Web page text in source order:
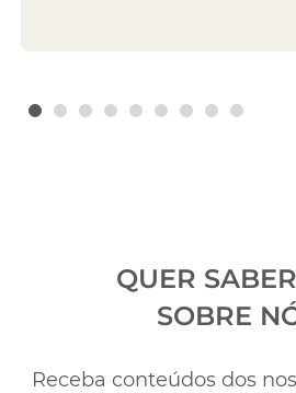
QUER
SOBRE
Receba conteúdos dos